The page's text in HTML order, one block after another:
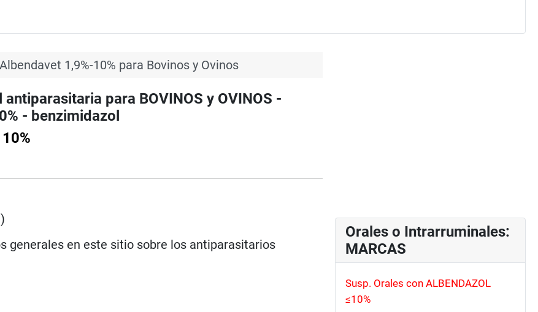
Albendavet 1,9%-10% para Bovinos y Ovinos
para BOVINOS y OVINOS -
- benzimidazol
)
generales en este sitio sobre los antiparasitarios
Orales o Intrarruminales:
MARCAS
Susp. Orales con ALBENDAZOL
≤10%